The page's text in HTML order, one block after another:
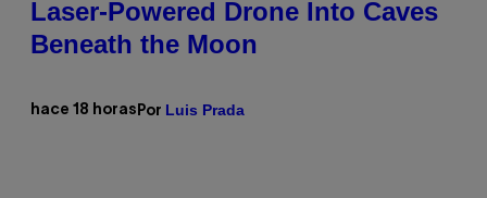
Laser-Powered Drone Into Caves
Beneath the Moon
hace 18 horas Por Luis Prada